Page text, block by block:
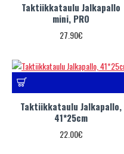
Taktiikkataulu Jalkapallo
mini, PRO
27.90€
Taktiikkataulu Jalkapallo,
41*25cm
22.00€